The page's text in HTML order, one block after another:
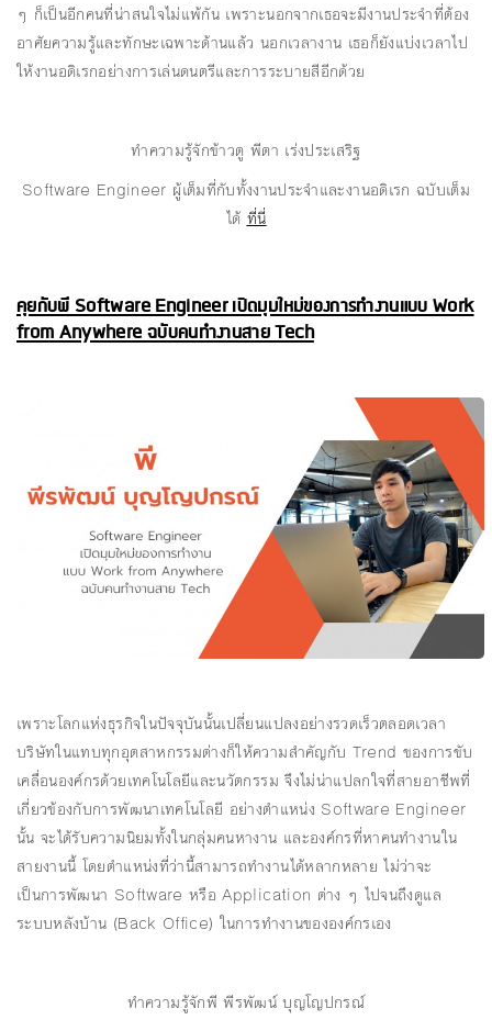
ๆ ก็เป็นอีกคนที่น่าสนใจไม่แพ้กัน เพราะนอกจากเธอจะมีงานประจำที่ต้อง
อาศัยความรู้และทักษะเฉพาะด้านแล้ว นอกเวลางาน เธอก็ยังแบ่งเวลาไป
ให้งานอดิเรกอย่างการเล่นดนตรีและการระบายสีอีกด้วย
ทำความรู้จักข้าวตู พีตา เร่งประเสริฐ
Software Engineer ผู้เต็มที่กับทั้งงานประจำและงานอดิเรก ฉบับเต็ม
ได้ ที่นี่
คุยกับพี Software Engineer เปิดมุมใหม่ของการทำงานแบบ Work
from Anywhere ฉบับคนทำงานสาย Tech
เพราะโลกแห่งธุรกิจในปัจจุบันนั้นเปลี่ยนแปลงอย่างรวดเร็วตลอดเวลา
บริษัทในแทบทุกอุตสาหกรรมต่างก็ให้ความสำคัญกับ Trend ของการขับ
เคลื่อนองค์กรด้วยเทคโนโลยีและนวัตกรรม จึงไม่น่าแปลกใจที่สายอาชีพที่
เกี่ยวข้องกับการพัฒนาเทคโนโลยี อย่างตำแหน่ง Software Engineer
นั้น จะได้รับความนิยมทั้งในกลุ่มคนหางาน และองค์กรที่หาคนทำงานใน
สายงานนี้ โดยตำแหน่งที่ว่านี้สามารถทำงานได้หลากหลาย ไม่ว่าจะ
เป็นการพัฒนา Software หรือ Application ต่าง ๆ ไปจนถึงดูแล
ระบบหลังบ้าน (Back Office) ในการทำงานขององค์กรเอง
ทำความรู้จักพี พีรพัฒน์ บุญโญปกรณ์